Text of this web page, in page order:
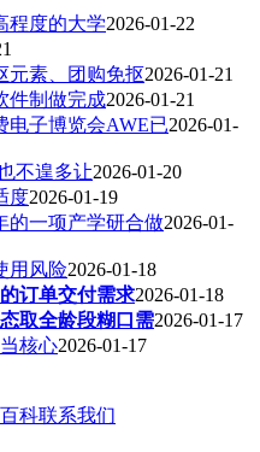
程度的大学2026-01-22
元素、团购免抠2026-01-21
件制做完成2026-01-21
电子博览会AWE已2026-01-
不遑多让2026-01-20
度2026-01-19
的一项产学研合做2026-01-
用风险2026-01-18
订单交付需求2026-01-18
取全龄段糊口需2026-01-17
核心2026-01-17
科联系我们